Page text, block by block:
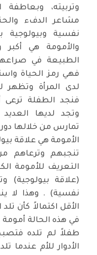
وتربيته، وبعاطفة
مشاعر الدفء
نفسية وبيولوجية
والأمومة هي أكبر
الطبيعة في صراعها
فهي رمز الحياة
لدى المرأة وتظهر
فنجد الطفلة ترعى
وتجد لديها
تمارس من خلالها دور
الأمومة هي علاقة
تنجبهم وترعاهم
التعريف للأمومة
(علاقة بيولوجية)
نفسية) . وهذا لا
الأقل اكتمالاً كأن
في هذه الحالة أمومة
طفلاً لم تلده
الأدوار للأم عندما